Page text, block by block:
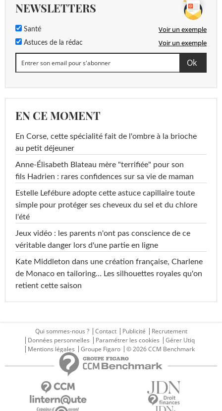
NEWSLETTERS
Santé Voir un exemple
Astuces de la rédac Voir un exemple
EN CE MOMENT
En Corse, cette spécialité fait de l'ombre à la brioche
au petit déjeuner
Anne-Élisabeth Blateau mère "terrifiée" pour son
fils Hadrien : rares confidences sur sa vie de maman
Estelle Lefébure adopte cette astuce capillaire toute
simple pour protéger ses cheveux du sel et du chlore
l'été
Jeux vidéo : les parents n'ont pas conscience de ce
véritable danger lors d'une partie en ligne
Kate Middleton dans une création française, Charlene
de Monaco en tailoring… Les silhouettes royales qu'on
retient cette saison
Qui sommes-nous ? Contact Publicité
Recrutement
Données personnelles
Paramétrer les cookies
Gérer Utiq
Mentions légales
Groupe Figaro © 2026 CCM Benchmark